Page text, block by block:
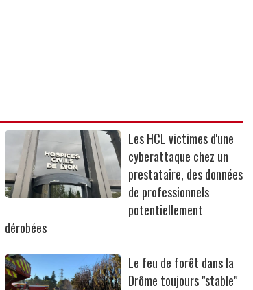
Les HCL victimes d'une
cyberattaque chez un
prestataire, des données
de professionnels
potentiellement
dérobées
Le feu de forêt dans la
Drôme toujours "stable"